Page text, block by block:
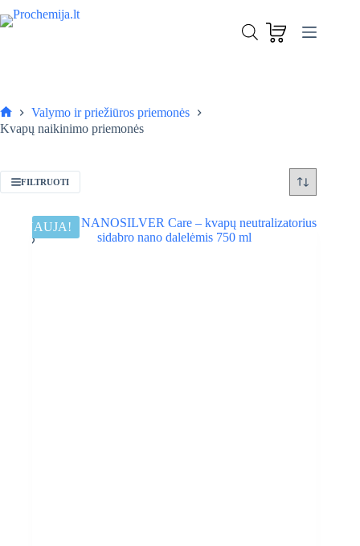
to
Pagrindinis
Valymo ir priežiūros priemonės
Kvapų naikinimo priemonės
FILTRUOTI
NAUJA!